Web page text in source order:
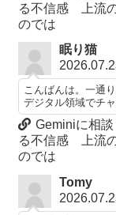
る不信感 上流
のでは
眠り猫
こんばんは。一通
デジタル領域でチ
Geminiに相
る不信感 上流
のでは
Tomy